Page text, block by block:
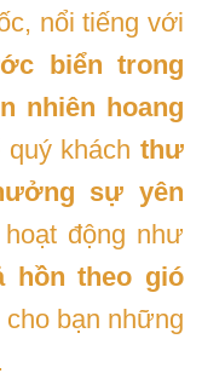
nổi tiếng với
biển trong
nhiên hoang
khách thư
sự yên
động như
hồn theo gió
bạn những